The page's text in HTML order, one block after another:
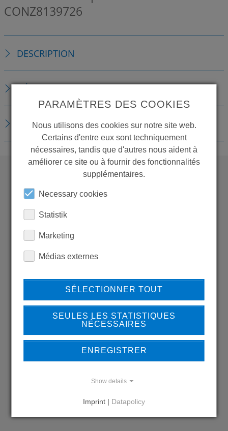
CONZ8139726
DESCRIPTION
DÉTAILS TECHNIQUES
TÉLÉCHARGEMENTS
WANT TO SEE
Back to overview
LEARN MORE ABOUT
OUR REFERENCES
PARAMÈTRES DES COOKIES
Nous utilisons des cookies sur notre site web.
Certains d'entre eux sont techniquement
nécessaires, tandis que d'autres nous aident à
améliorer ce site ou à fournir des fonctionnalités
supplémentaires.
Necessary cookies
Statistik
Marketing
Médias externes
SÉLECTIONNER TOUT
SEULES LES STATISTIQUES
NÉCESSAIRES
ENREGISTRER
Show details
Imprint | Datapolicy